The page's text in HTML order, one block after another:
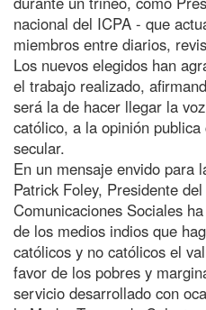
nacional del ICPA - que
miembros entre diarios,
Los nuevos elegidos han
el trabajo realizado,
será la de hacer llegar la
católico, a la opinión
secular.
En un mensaje envido para
Patrick Foley, Presidente
Comunicaciones Sociales
de los medios indios que
católicos y no católicos el
favor de los pobres y
servicio desarrollado con